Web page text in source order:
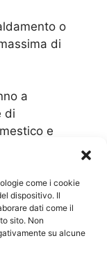
come i cookie
dispositivo. Il
dati come il
sito. Non
su alcune
o
di
a
di
e
a
minimo
un
effettua su